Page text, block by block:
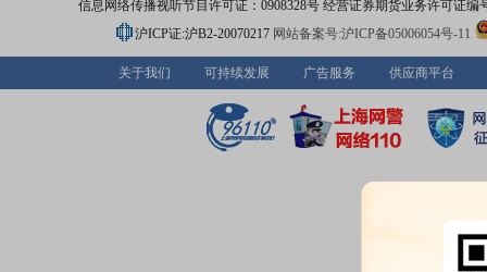
信息网络传播视听节目许可证：0908328号 经营证券期货业务许可证编
沪ICP证:沪B2-20070217 网站备案号:沪ICP备05006054号-11
关于我们 可持续发展 广告服务 供应商平台